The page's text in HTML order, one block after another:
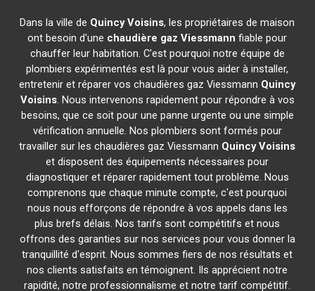
Dans la ville de Quincy Voisins, les propriétaires de maison
ont besoin d'une chaudière gaz Viessmann fiable pour
chauffer leur habitation. C'est pourquoi notre équipe de
plombiers expérimentés est là pour vous aider à installer,
entretenir et réparer vos chaudières gaz Viessmann Quincy
Voisins. Nous intervenons rapidement pour répondre à vos
besoins, que ce soit pour une panne urgente ou une simple
vérification annuelle. Nos plombiers sont formés pour
travailler sur les chaudières gaz Viessmann Quincy Voisins
et disposent des équipements nécessaires pour
diagnostiquer et réparer rapidement tout problème. Nous
comprenons que chaque minute compte, c'est pourquoi
nous nous efforçons de répondre à vos appels dans les
plus brefs délais. Nos tarifs sont compétitifs et nous
offrons des garanties sur nos services pour vous donner la
tranquillité d'esprit. Nous sommes fiers de nos résultats et
nos clients satisfaits en témoignent. Ils apprécient notre
rapidité, notre professionnalisme et notre tarif compétitif.